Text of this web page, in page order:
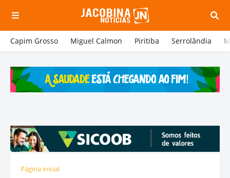
Capim Grosso Miguel Calmon Piritiba Serrolândia
Página inicial